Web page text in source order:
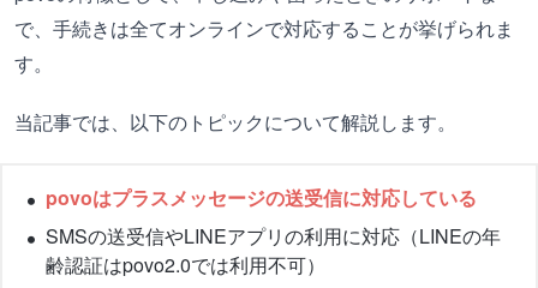
で、手続きは全てオンラインで対応することが挙げられま
す。
当記事では、以下のトピックについて解説します。
povoはプラスメッセージの送受信に対応している
SMSの送受信やLINEアプリの利用に対応（LINEの年
齢認証はpovo2.0では利用不可）